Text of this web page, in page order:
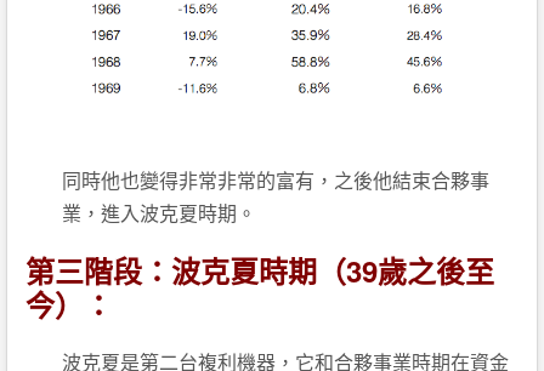
同時他也變得非常非常的富有，之後他結束合夥事
業，進入波克夏時期。
第三階段：波克夏時期（39歲之後至
今）：
波克夏是第二台複利機器，它和合夥事業時期在資金